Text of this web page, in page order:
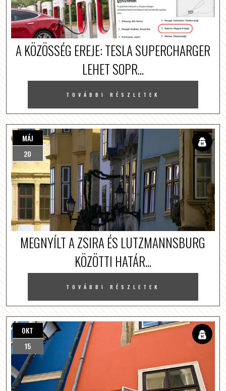
A KÖZÖSSÉG EREJE: TESLA SUPERCHARGER
LEHET SOPR...
TOVÁBBI RÉSZLETEK
MÁJ
20
MEGNYÍLT A ZSIRA ÉS LUTZMANNSBURG
KÖZÖTTI HATÁR...
TOVÁBBI RÉSZLETEK
OKT
15